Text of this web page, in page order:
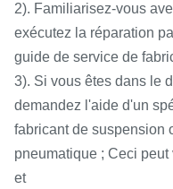
2). Familiarisez-vous
exécutez la réparation
guide de service de
3). Si vous êtes dans le
demandez l'aide d'un
fabricant de suspension
pneumatique ; Ceci
et